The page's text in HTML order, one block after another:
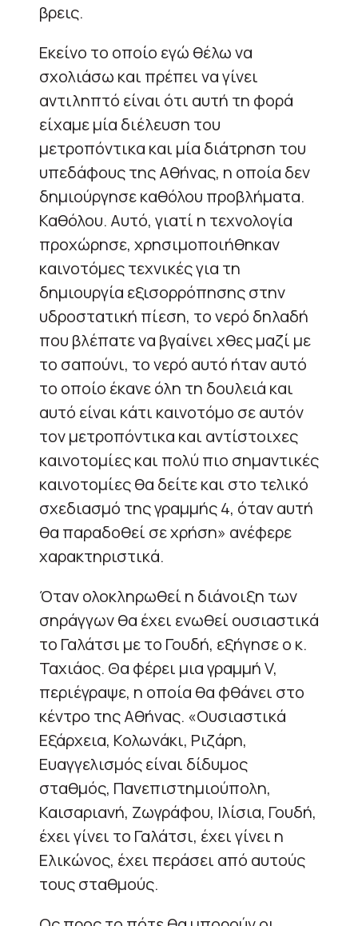
βρεις.
Εκείνο το οποίο εγώ θέλω να
σχολιάσω και πρέπει να γίνει
αντιληπτό είναι ότι αυτή τη φορά
είχαμε μία διέλευση του
μετρoπόντικα και μία διάτρηση του
υπεδάφους της Αθήνας, η οποία δεν
δημιούργησε καθόλου προβλήματα.
Καθόλου. Αυτό, γιατί η τεχνολογία
προχώρησε, χρησιμοποιήθηκαν
καινοτόμες τεχνικές για τη
δημιουργία εξισορρόπησης στην
υδροστατική πίεση, το νερό δηλαδή
που βλέπατε να βγαίνει χθες μαζί με
το σαπούνι, το νερό αυτό ήταν αυτό
το οποίο έκανε όλη τη δουλειά και
αυτό είναι κάτι καινοτόμο σε αυτόν
τον μετρoπόντικα και αντίστοιχες
καινοτομίες και πολύ πιο σημαντικές
καινοτομίες θα δείτε και στο τελικό
σχεδιασμό της γραμμής 4, όταν αυτή
θα παραδοθεί σε χρήση» ανέφερε
χαρακτηριστικά.
Όταν ολοκληρωθεί η διάνοιξη των
σηράγγων θα έχει ενωθεί ουσιαστικά
το Γαλάτσι με το Γουδή, εξήγησε ο κ.
Ταχιάος. Θα φέρει μια γραμμή V,
περιέγραψε, η οποία θα φθάνει στο
κέντρο της Αθήνας. «Ουσιαστικά
Εξάρχεια, Κολωνάκι, Ριζάρη,
Ευαγγελισμός είναι δίδυμος
σταθμός, Πανεπιστημιούπολη,
Καισαριανή, Ζωγράφου, Ιλίσια, Γουδή,
έχει γίνει το Γαλάτσι, έχει γίνει η
Ελικώνος, έχει περάσει από αυτούς
τους σταθμούς.